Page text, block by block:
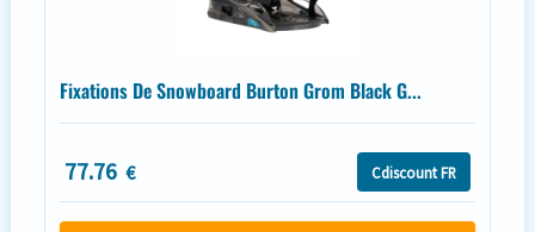
Fixations De Snowboard Burton Grom Black G...
77.76 € Cdiscount FR